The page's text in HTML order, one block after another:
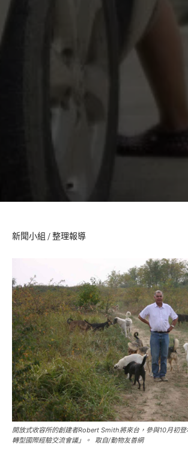
新聞小組 / 整理報導
開放式收容所的創建者Robert Smith將來台，參與10月初
轉型國際經驗交流會議」。 取自/動物友善網